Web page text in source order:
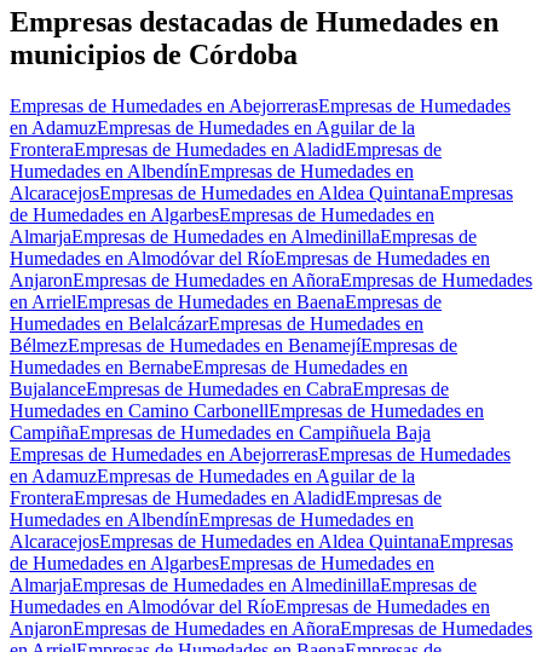
−
Empresas destacadas de Humedades en
municipios de Córdoba
Empresas de Humedades en AbejorrerasEmpresas de Humedades
en AdamuzEmpresas de Humedades en Aguilar de la
FronteraEmpresas de Humedades en AladidEmpresas de
Humedades en AlbendínEmpresas de Humedades en
AlcaracejosEmpresas de Humedades en Aldea QuintanaEmpresas
de Humedades en AlgarbesEmpresas de Humedades en
AlmarjaEmpresas de Humedades en AlmedinillaEmpresas de
Humedades en Almodóvar del RíoEmpresas de Humedades en
AnjaronEmpresas de Humedades en AñoraEmpresas de Humedades
en ArrielEmpresas de Humedades en BaenaEmpresas de
Humedades en BelalcázarEmpresas de Humedades en
BélmezEmpresas de Humedades en BenamejíEmpresas de
Humedades en BernabeEmpresas de Humedades en
BujalanceEmpresas de Humedades en CabraEmpresas de
Humedades en Camino CarbonellEmpresas de Humedades en
CampiñaEmpresas de Humedades en Campiñuela Baja
Empresas de Humedades en AbejorrerasEmpresas de Humedades
en AdamuzEmpresas de Humedades en Aguilar de la
FronteraEmpresas de Humedades en AladidEmpresas de
Humedades en AlbendínEmpresas de Humedades en
AlcaracejosEmpresas de Humedades en Aldea QuintanaEmpresas
de Humedades en AlgarbesEmpresas de Humedades en
AlmarjaEmpresas de Humedades en AlmedinillaEmpresas de
Humedades en Almodóvar del RíoEmpresas de Humedades en
AnjaronEmpresas de Humedades en AñoraEmpresas de Humedades